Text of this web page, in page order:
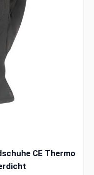
CE Thermo